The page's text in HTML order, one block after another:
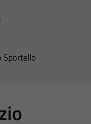
Sportello